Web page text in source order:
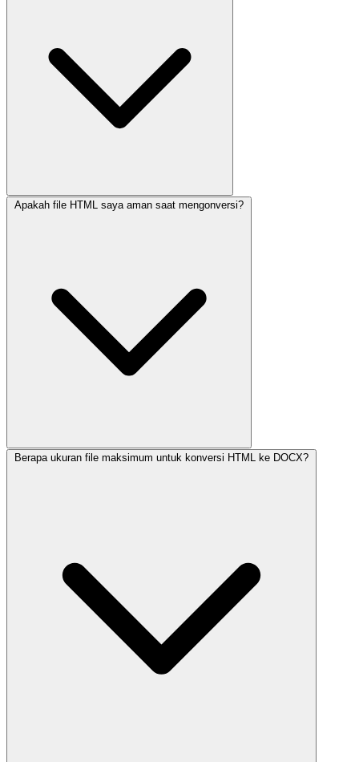
Apakah file HTML saya aman saat mengonversi?
Berapa ukuran file maksimum untuk konversi HTML ke DOCX?